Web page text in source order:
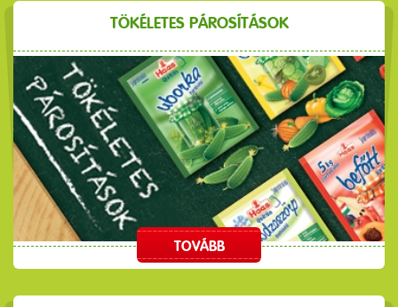
TÖKÉLETES PÁROSÍTÁSOK
TOVÁBB